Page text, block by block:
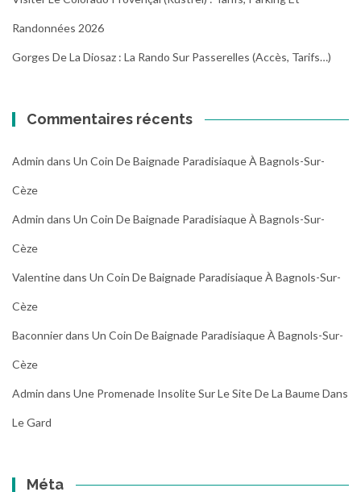
Randonnées 2026
Gorges De La Diosaz : La Rando Sur Passerelles (Accès, Tarifs…)
Commentaires récents
Admin dans Un Coin De Baignade Paradisiaque À Bagnols-Sur-
Cèze
Admin dans Un Coin De Baignade Paradisiaque À Bagnols-Sur-
Cèze
Valentinedans Un Coin De Baignade Paradisiaque À Bagnols-Sur-
Cèze
Baconnierdans Un Coin De Baignade Paradisiaque À Bagnols-Sur-
Cèze
Admin dans Une Promenade Insolite Sur Le Site De La Baume Dans
Le Gard
Méta